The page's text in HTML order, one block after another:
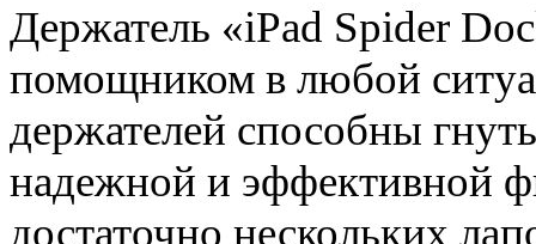
Держатель «iPad Spider
помощником в любой
держателей способны
надежной и эффективной
достаточно нескольких